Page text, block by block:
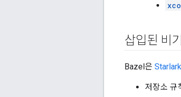
삽입된 비
Bazel은 Starlark
저장소 규